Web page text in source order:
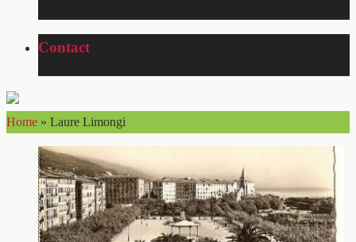
Contact
Home » Laure Limongi